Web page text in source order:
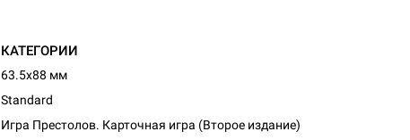
КАТЕГОРИИ
63.5x88 мм
Standard
Игра Престолов. Карточная игра (Второе издание)